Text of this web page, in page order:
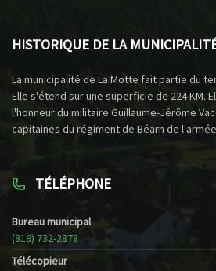
HISTORIQUE DE LA
La municipalité de La Motte fait partie du
Elle s'étend sur une superficie de 224 KM.
l'honneur du militaire Guillaume-Jérôme
capitaines du régiment de Béarn de
TÉLÉPHONE
Bureau municipal
(819) 732-2878
Télécopieur